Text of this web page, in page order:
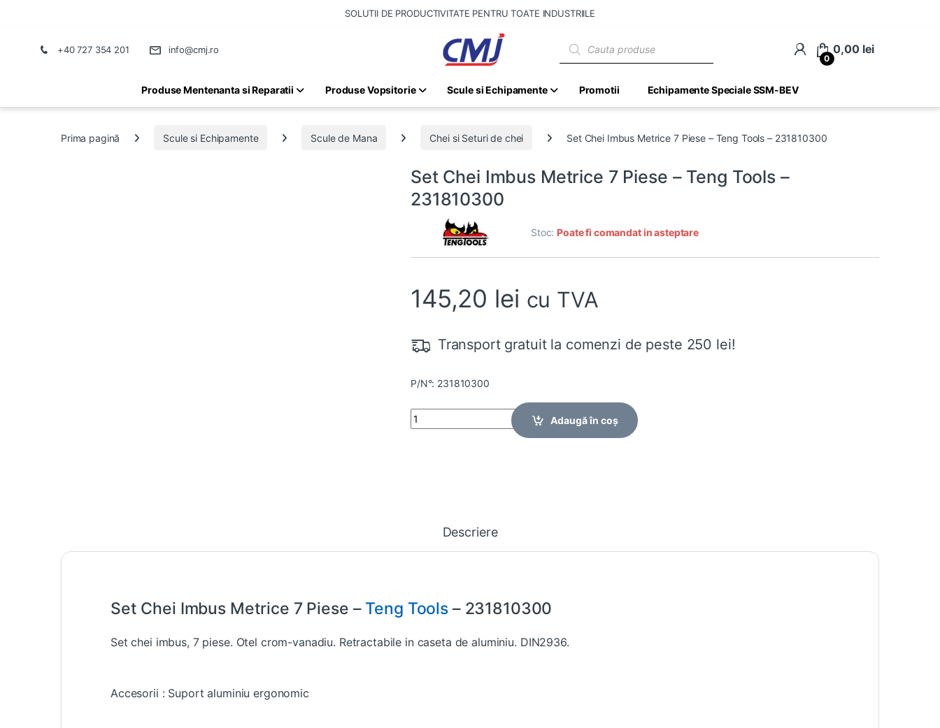
SOLUTII DE PRODUCTIVITATE PENTRU TOATE INDUSTRIILE
+40 727 354 201 info@cmj.ro
0
0,00 lei
Produse Mentenanta si Reparatii Produse Vopsitorie Scule si Echipamente Promotii Echipamente Speciale SSM-BEV
Prima pagină Scule si Echipamente Scule de Mana Chei si Seturi de chei Set Chei Imbus Metrice 7 Piese – Teng Tools – 231810300
Set Chei Imbus Metrice 7 Piese – Teng Tools –
231810300
Stoc: Poate fi comandat in asteptare
145,20 lei cu TVA
Transport gratuit la comenzi de peste 250 lei!
P/N°: 231810300
Quantity
Adaugă în coș
Descriere
Set Chei Imbus Metrice 7 Piese – Teng Tools – 231810300
Set chei imbus, 7 piese. Otel crom-vanadiu. Retractabile in caseta de aluminiu. DIN2936.
Accesorii : Suport aluminiu ergonomic